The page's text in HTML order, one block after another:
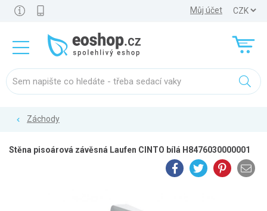
Můj účet
Záchody
Stěna pisoárová závěsná Laufen CINTO bílá H8476030000001